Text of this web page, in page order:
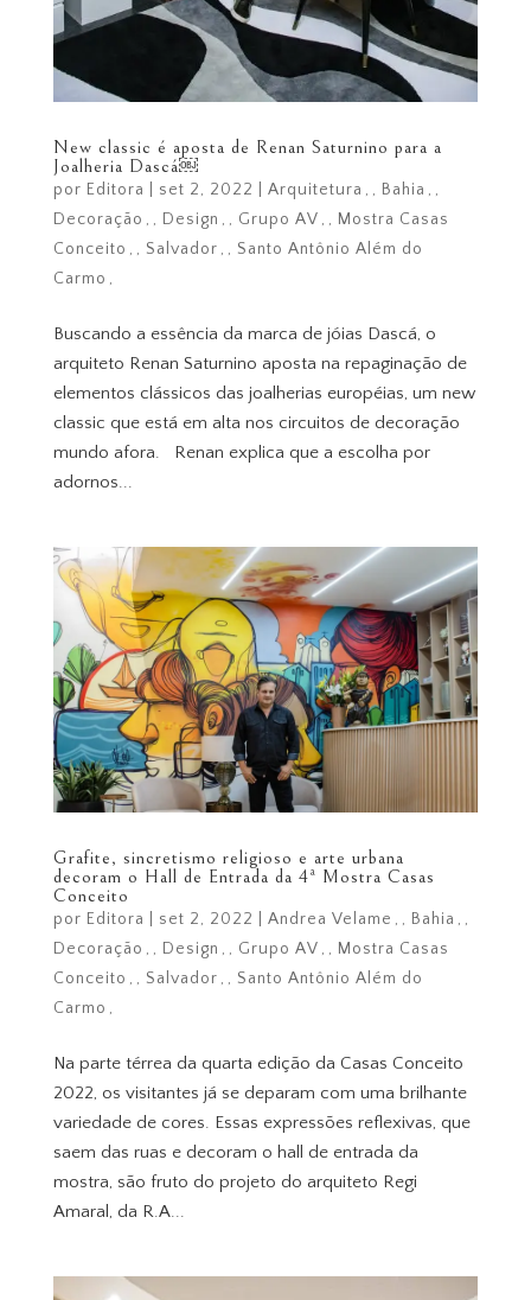
New classic é aposta de Renan Saturnino para a
Joalheria Dascá￼
por Editora set 2, 2022 Arquitetura , Bahia
,
Decoração
, Design , Grupo AV , Mostra Casas
Conceito
, Salvador , Santo Antônio Além do
Carmo
Buscando a essência da marca de jóias Dascá, o
arquiteto Renan Saturnino aposta na repaginação de
elementos clássicos das joalherias européias, um new
classic que está em alta nos circuitos de decoração
mundo afora. Renan explica que a escolha por
adornos...
Grafite, sincretismo religioso e arte urbana
decoram o Hall de Entrada da 4ª Mostra Casas
Conceito
por Editora set 2, 2022 Andrea Velame , Bahia
,
Decoração
, Design , Grupo AV , Mostra Casas
Conceito
, Salvador , Santo Antônio Além do
Carmo
Na parte térrea da quarta edição da Casas Conceito
2022, os visitantes já se deparam com uma brilhante
variedade de cores. Essas expressões reflexivas, que
saem das ruas e decoram o hall de entrada da
mostra, são fruto do projeto do arquiteto Regi
Amaral, da R.A...